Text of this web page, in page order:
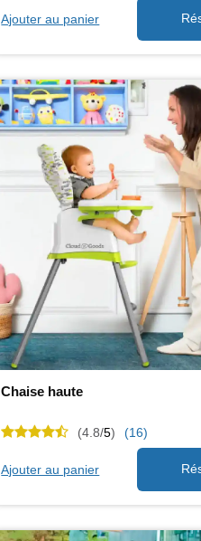
Ajouter au panier
Chaise haute
(4.8/5) (16)
Ajouter au panier